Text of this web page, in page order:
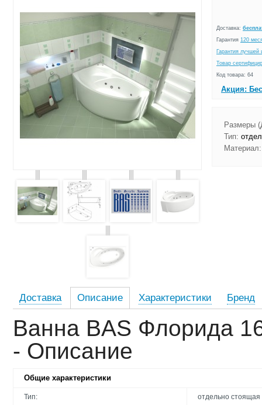
Доставка:
Гарантия 120
Гарантия лучшей
Товар
Код товара: 64
Акция:
Размеры
Тип:
Материал:
Доставка Описание Характеристики Бренд
Ванна BAS Флорида
- Описание
Общие характеристики
Тип: отдельно стоящая